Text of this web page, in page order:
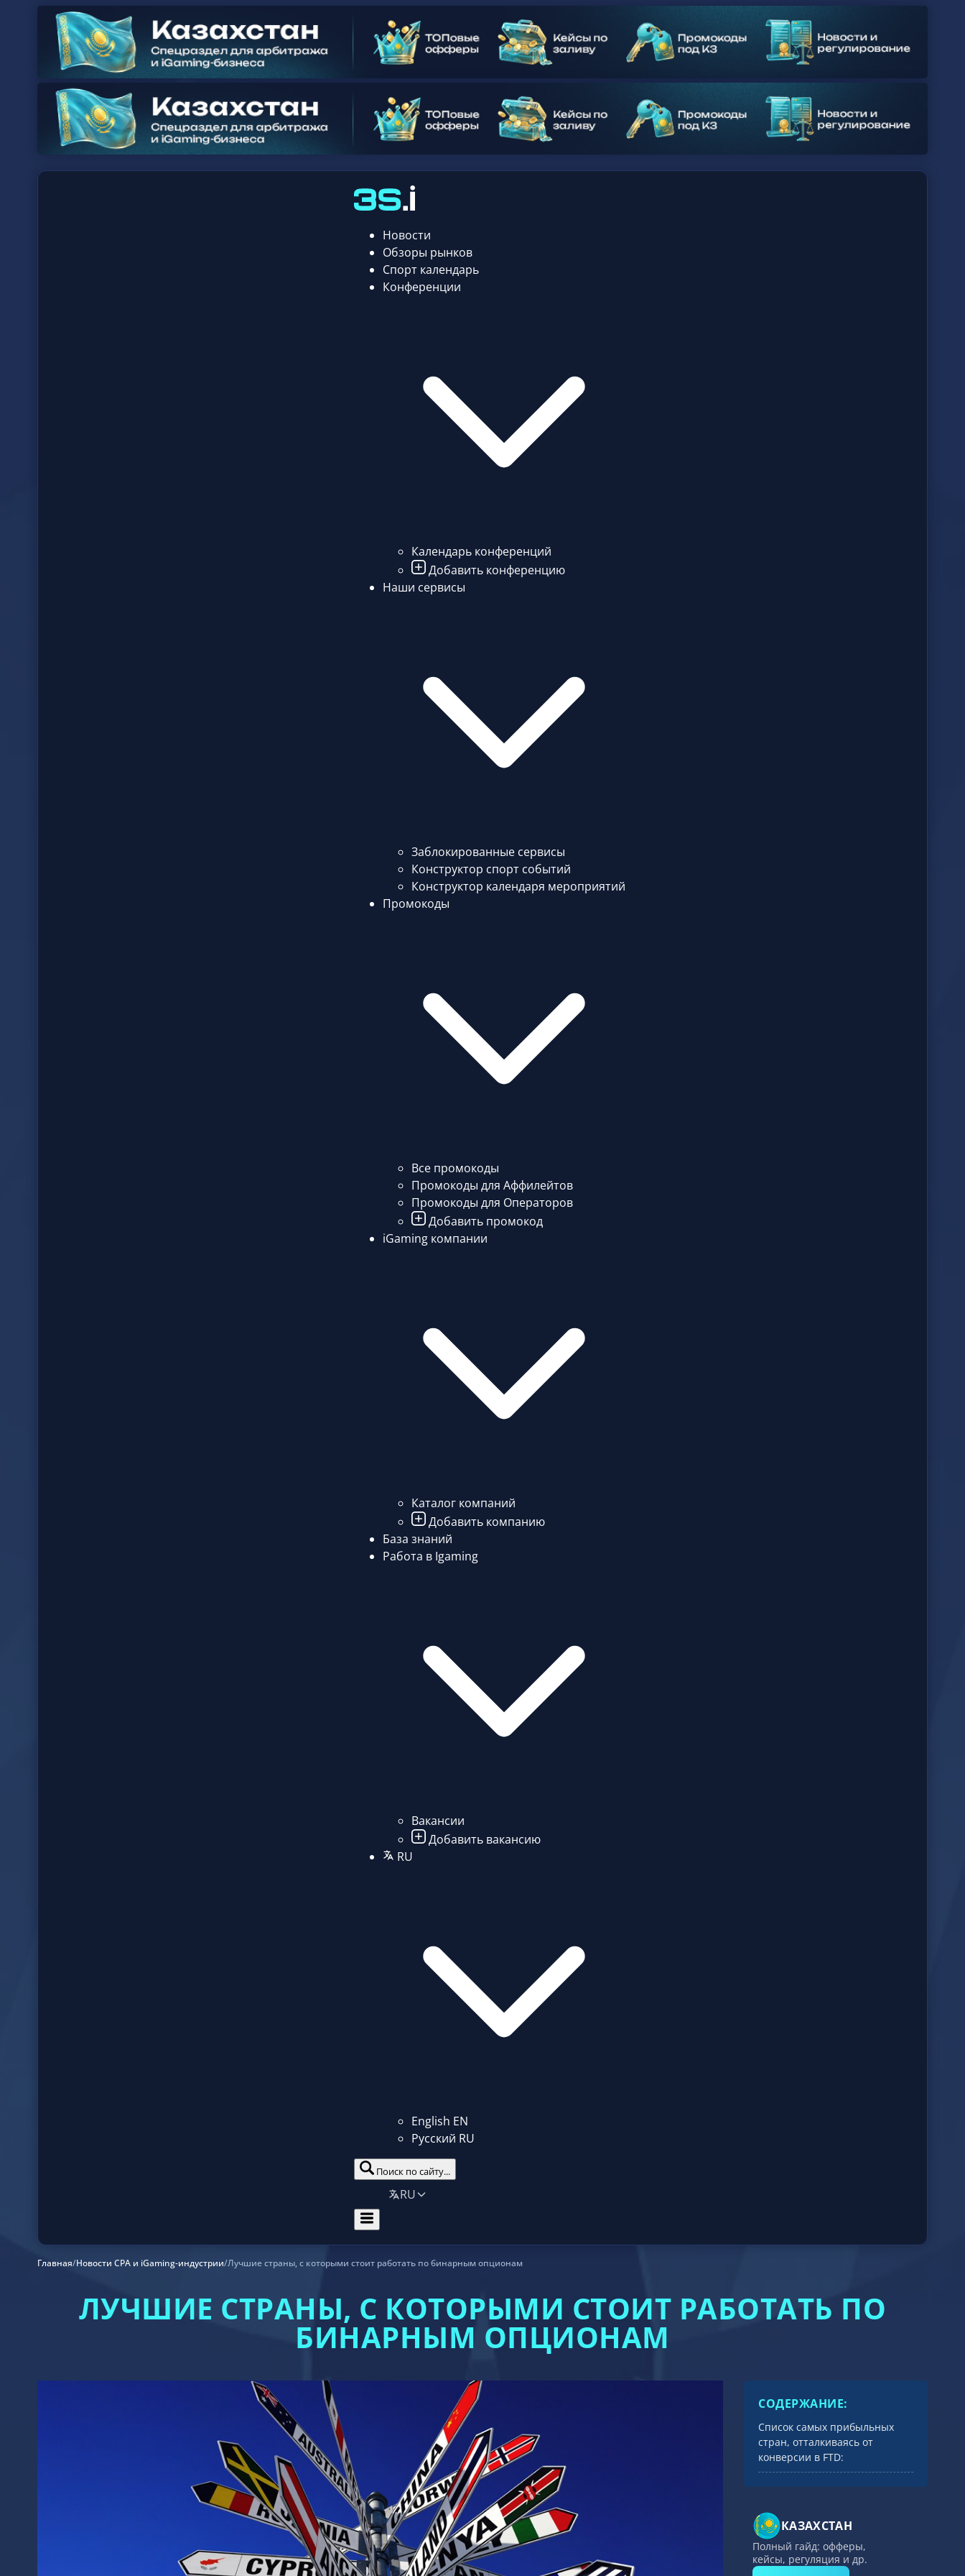
Новости
Обзоры рынков
Спорт календарь
Конференции
Календарь конференций
Добавить конференцию
Наши сервисы
Заблокированные сервисы
Конструктор спорт событий
Конструктор календаря мероприятий
Промокоды
Все промокоды
Промокоды для Аффилейтов
Промокоды для Операторов
Добавить промокод
iGaming компании
Каталог компаний
Добавить компанию
База знаний
Работа в Igaming
Вакансии
Добавить вакансию
RU
English EN
Русский RU
Поиск по сайту...
RU
Главная/Новости CPA и iGaming-индустрии/Лучшие страны, с которыми стоит работать по бинарным опционам
ЛУЧШИЕ СТРАНЫ, С КОТОРЫМИ СТОИТ РАБОТАТЬ ПО
БИНАРНЫМ ОПЦИОНАМ
СОДЕРЖАНИЕ:
Список самых прибыльных
стран, отталкиваясь от
конверсии в FTD:
КАЗАХСТАН
Полный гайд: офферы,
кейсы, регуляция и др.